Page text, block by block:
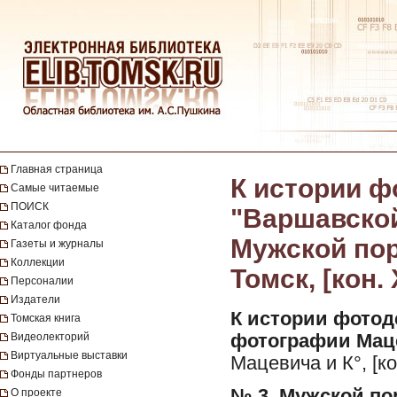
Главная страница
Самые читаемые
ПОИСК
Каталог фонда
Газеты и журналы
Коллекции
Персоналии
Издатели
Томская книга
Видеолекторий
Виртуальные выставки
Фонды партнеров
О проекте
К истории
Мужской
Томск, [кон.
К истории
фотографии
Мацевича и К°,